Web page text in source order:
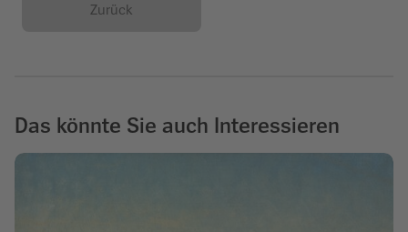
Zurück
Das könnte Sie auch Interessieren